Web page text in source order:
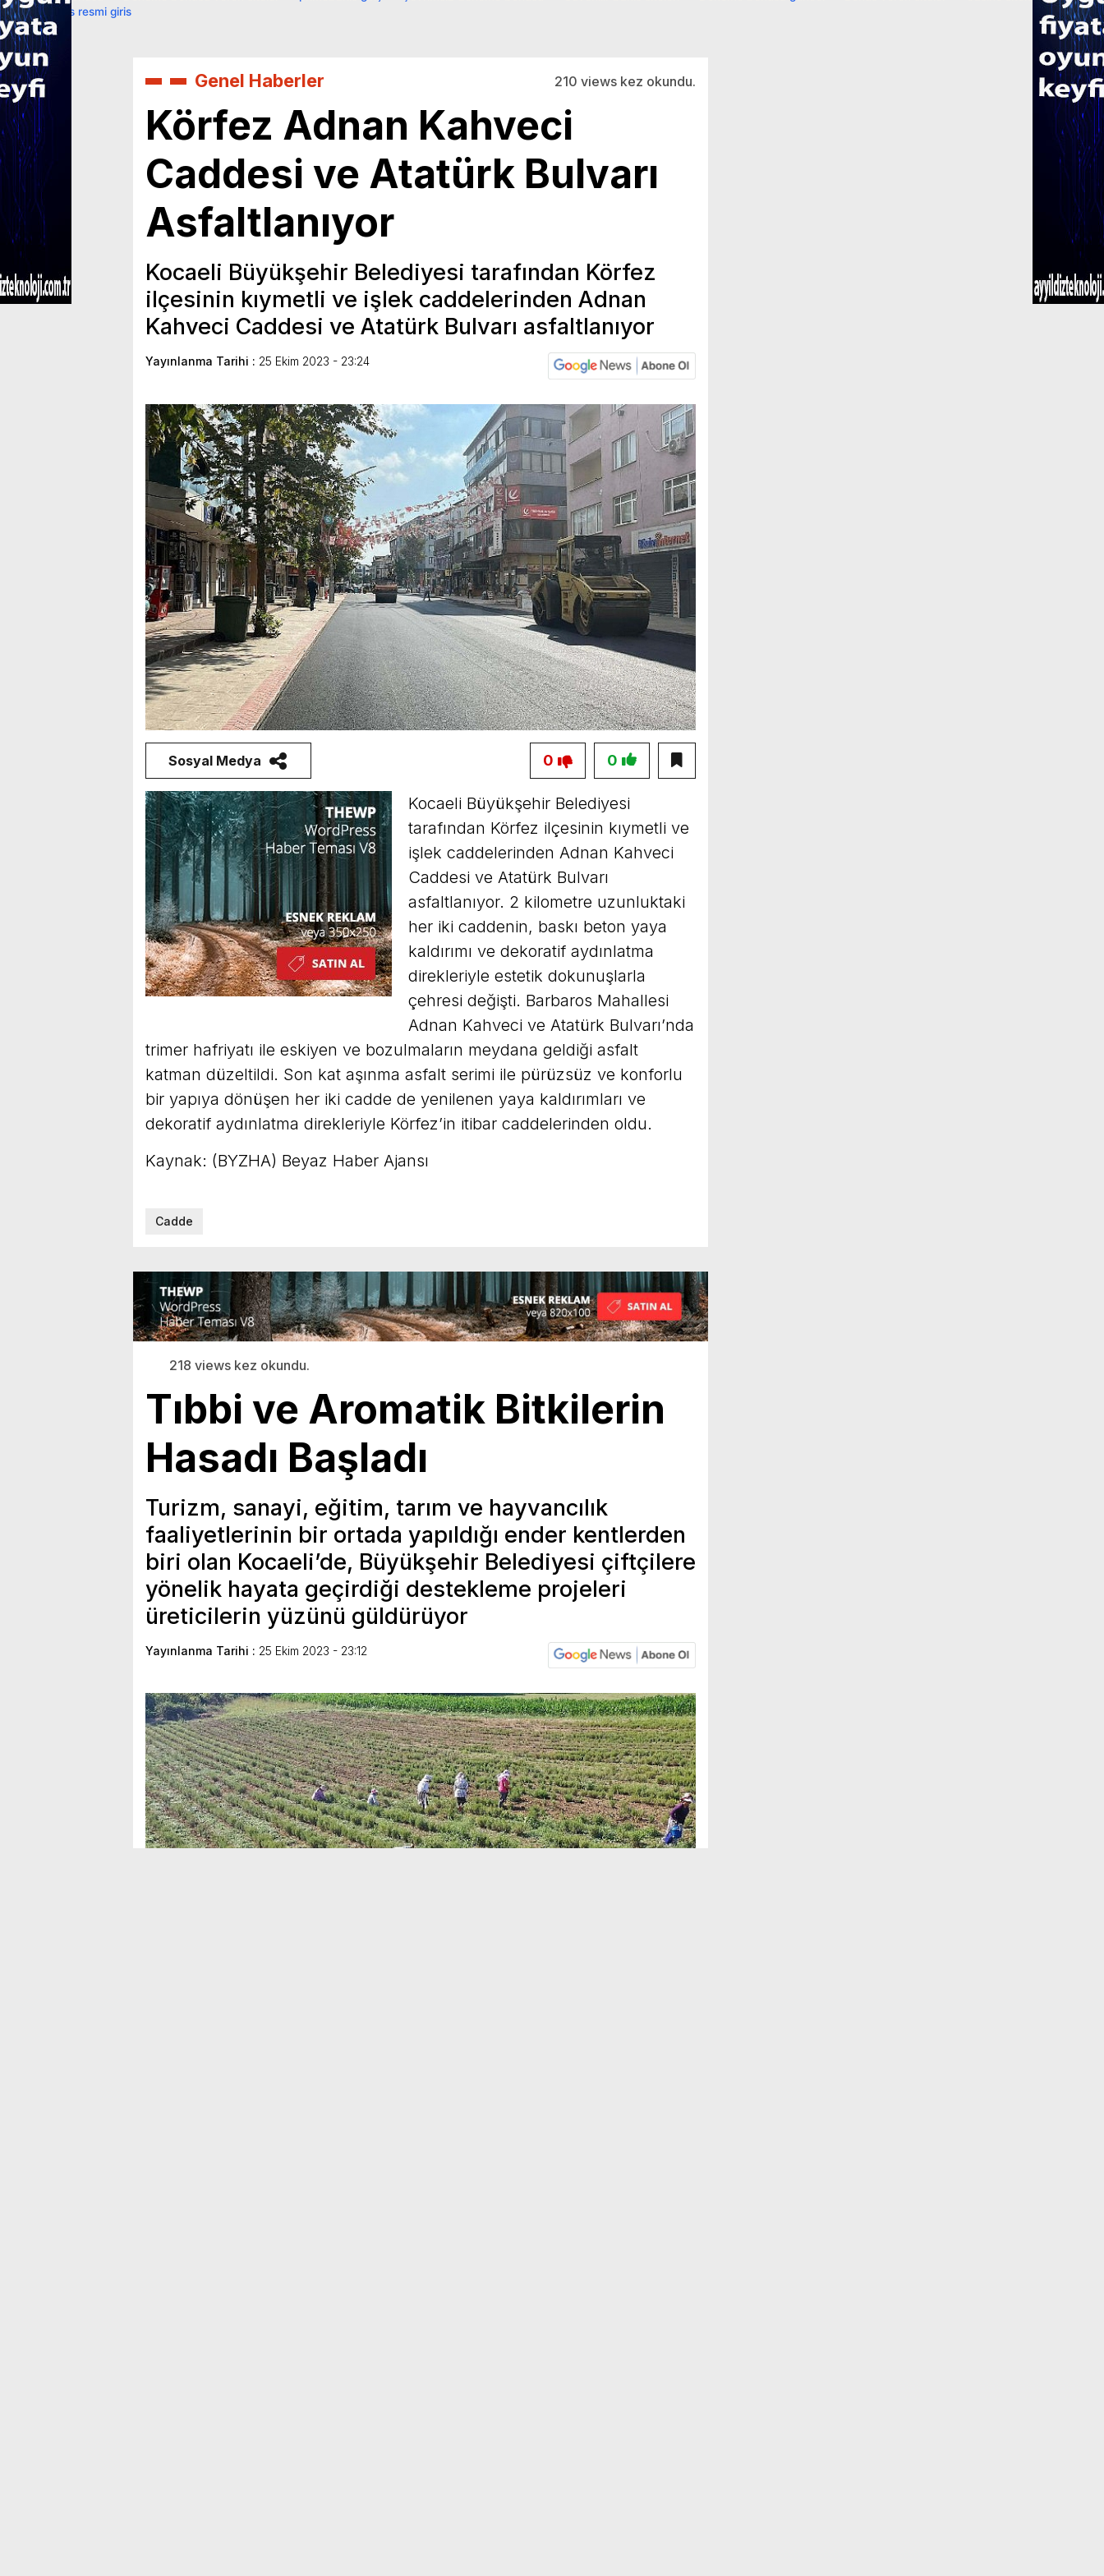
primebahis resmi giris
Genel Haberler 210 views kez okundu.
Körfez Adnan Kahveci
Caddesi ve Atatürk Bulvarı
Asfaltlanıyor
Kocaeli Büyükşehir Belediyesi tarafından Körfez
ilçesinin kıymetli ve işlek caddelerinden Adnan
Kahveci Caddesi ve Atatürk Bulvarı asfaltlanıyor
Yayınlanma Tarihi : 25 Ekim 2023 - 23:24
Sosyal Medya 0
0
Kocaeli Büyükşehir Belediyesi
tarafından Körfez ilçesinin kıymetli ve
işlek caddelerinden Adnan Kahveci
Caddesi ve Atatürk Bulvarı
asfaltlanıyor. 2 kilometre uzunluktaki
her iki caddenin, baskı beton yaya
kaldırımı ve dekoratif aydınlatma
direkleriyle estetik dokunuşlarla
çehresi değişti. Barbaros Mahallesi
Adnan Kahveci ve Atatürk Bulvarı’nda
trimer hafriyatı ile eskiyen ve bozulmaların meydana geldiği asfalt
katman düzeltildi. Son kat aşınma asfalt serimi ile pürüzsüz ve konforlu
bir yapıya dönüşen her iki cadde de yenilenen yaya kaldırımları ve
dekoratif aydınlatma direkleriyle Körfez’in itibar caddelerinden oldu.
Kaynak: (BYZHA) Beyaz Haber Ajansı
Cadde
218 views kez okundu.
Tıbbi ve Aromatik Bitkilerin
Hasadı Başladı
Turizm, sanayi, eğitim, tarım ve hayvancılık
faaliyetlerinin bir ortada yapıldığı ender kentlerden
biri olan Kocaeli’de, Büyükşehir Belediyesi çiftçilere
yönelik hayata geçirdiği destekleme projeleri
üreticilerin yüzünü güldürüyor
Yayınlanma Tarihi : 25 Ekim 2023 - 23:12